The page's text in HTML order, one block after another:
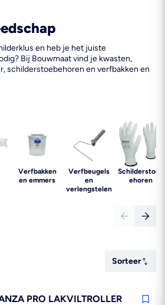
en heb je het juiste
Bij Bouwmaat vind je kwasten,
schilderstoebehoren en verfbakken en
Verfbakken
en emmers
Verfbeugels
en
verlengstelen
Schilderstoeb
ehoren
Sorteer
Sorteer
PRO LAKVILTROLLER